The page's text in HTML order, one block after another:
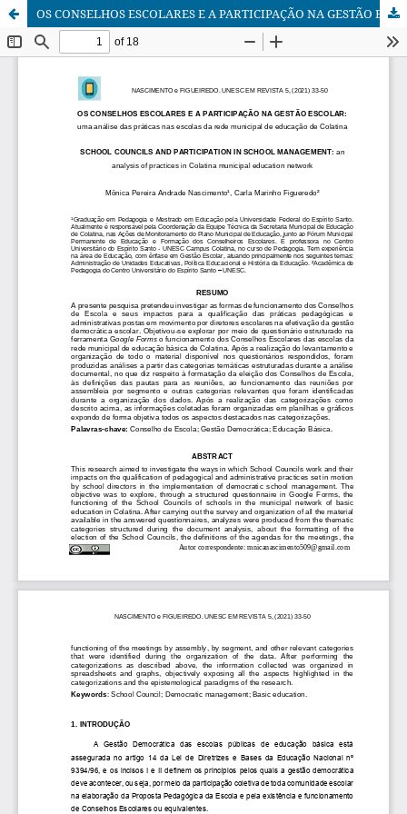
OS CONSELHOS ESCOLARES E A PARTICIPAÇÃO NA GESTÃO ESCOLAR: UMA ANÁLISE DAS PRÁTICAS NAS ESCOLAS DA REDE MUNICIPAL DE EDUCAÇÃO DE COLATINA